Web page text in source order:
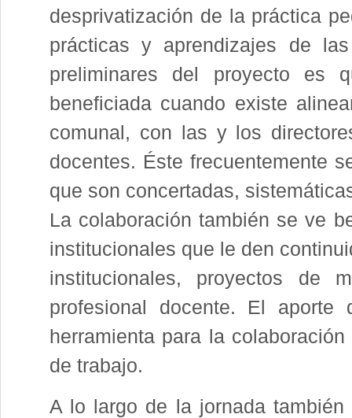
desprivatización de la práctica
prácticas y aprendizajes de
preliminares del proyecto es
beneficiada cuando existe
comunal, con las y los
docentes. Éste frecuentemente
que son concertadas,
La colaboración también se ve
institucionales que le den
institucionales, proyectos de
profesional docente. El aporte
herramienta para la
de trabajo.
A lo largo de la jornada